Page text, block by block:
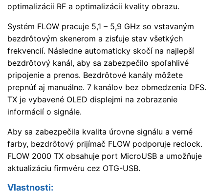
optimalizácii RF a optimalizácii kvality obrazu.
Systém FLOW pracuje 5,1 – 5,9 GHz so vstavaným
bezdrôtovým skenerom a zisťuje stav všetkých
frekvencií. Následne automaticky skočí na najlepší
bezdrôtový kanál, aby sa zabezpečilo spoľahlivé
pripojenie a prenos. Bezdrôtové kanály môžete
prepnúť aj manuálne. 7 kanálov bez obmedzenia DFS.
TX je vybavené OLED displejmi na zobrazenie
informácií o signále.
Aby sa zabezpečila kvalita úrovne signálu a verné
farby, bezdrôtový prijímač FLOW podporuje reclock.
FLOW 2000 TX obsahuje port MicroUSB a umožňuje
aktualizáciu firmvéru cez OTG-USB.
Vlastnosti: